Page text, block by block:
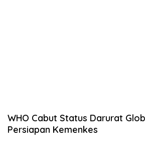
WHO Cabut Status Darurat
Persiapan Kemenkes